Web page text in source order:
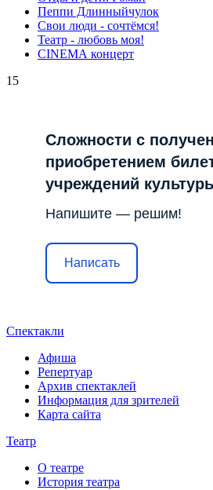
Пеппи Длинныйчулок
Свои люди - сочтёмся!
Театр - любовь моя!
СINЕМА концерт
15
Сложности с
приобретением
учреждений
Напишите — решим!
Написать
Спектакли
Афиша
Репертуар
Архив спектаклей
Информация для зрителей
Карта сайта
Театр
О театре
История театра